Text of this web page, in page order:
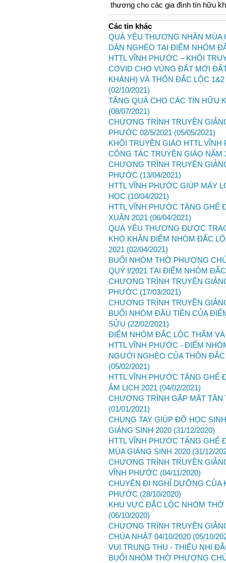
thương cho các gia đình tín hữu
Các tin khác
QUÀ YÊU THƯƠNG NHÂN
DÂN NGHÈO TẠI ĐIỂM NHÓM
HTTL VĨNH PHƯỚC – KHỐI
COVID CHO VÙNG ĐẤT MỚI
KHÁNH) VÀ THÔN ĐẮC LỘC
(02/10/2021)
TẶNG QUÀ CHO CÁC TÍN HỮU
(08/07/2021)
CHƯƠNG TRÌNH TRUYỀN
PHƯỚC 02/5/2021 (05/05/2021)
KHỐI TRUYỀN GIÁO HTTL
CÔNG TÁC TRUYỀN GIÁO
CHƯƠNG TRÌNH TRUYỀN
PHƯỚC (13/04/2021)
HTTL VĨNH PHƯỚC GIÚP MÁY
HỌC (10/04/2021)
HTTL VĨNH PHƯỚC TẶNG GHẾ
XUÂN 2021 (06/04/2021)
QUÀ YÊU THƯƠNG ĐƯỢC
KHÓ KHĂN ĐIỂM NHÓM ĐẮC
2021 (02/04/2021)
BUỔI NHÓM THỜ PHƯỢNG
QUÝ I/2021 TẠI ĐIỂM NHÓM
CHƯƠNG TRÌNH TRUYỀN
PHƯỚC (17/03/2021)
CHƯƠNG TRÌNH TRUYỀN
BUỔI NHÓM ĐẦU TIÊN CỦA
SỬU (22/02/2021)
ĐIỂM NHÓM ĐẮC LỘC THĂM
HTTL VĨNH PHƯỚC - ĐIỂM
NGƯỜI NGHÈO CỦA THÔN
(05/02/2021)
HTTL VĨNH PHƯỚC TẶNG GHẾ
ÂM LỊCH 2021 (04/02/2021)
CHƯƠNG TRÌNH GẶP MẶT TÂN
(01/01/2021)
CHUNG TAY GIÚP ĐỠ HỌC
GIÁNG SINH 2020 (31/12/2020)
HTTL VĨNH PHƯỚC TẶNG GHẾ
MÙA GIÁNG SINH 2020 (31/12/
CHƯƠNG TRÌNH TRUYỀN
VĨNH PHƯỚC (04/11/2020)
CHUYẾN ĐI NGHỈ DƯỠNG CỦA
PHƯỚC (28/10/2020)
KHU VỰC ĐẮC LỘC NHÓM
(06/10/2020)
CHƯƠNG TRÌNH TRUYỀN
CHÚA NHẬT 04/10/2020 (05/10/
VUI TRUNG THU - THIẾU NHI
BUỔI NHÓM THỜ PHƯỢNG